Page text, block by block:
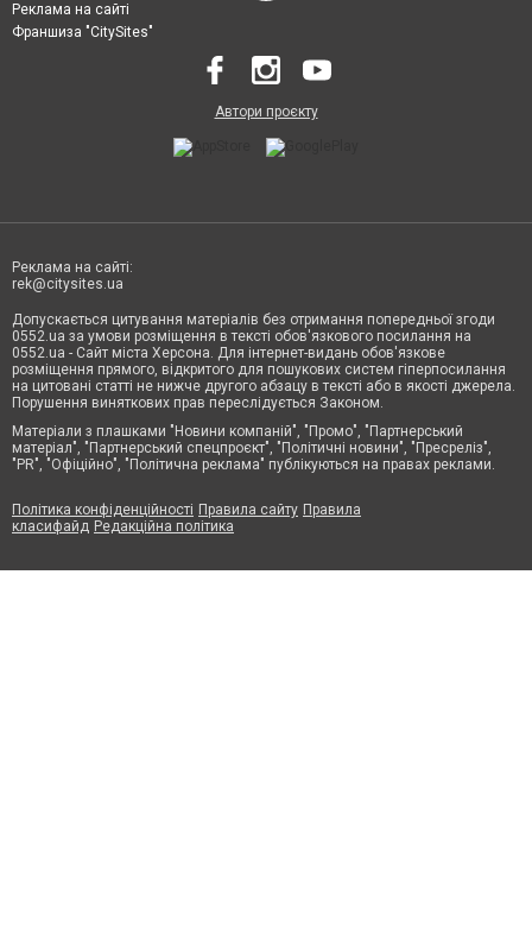
Реклама на сайті
Франшиза "CitySites"
Автори проєкту
Реклама на сайті:
rek@citysites.ua
Допускається цитування матеріалів без отримання попередньої згоди
0552.ua за умови розміщення в тексті обов'язкового посилання на
0552.ua - Сайт міста Херсона. Для інтернет-видань обов'язкове
розміщення прямого, відкритого для пошукових систем гіперпосилання
на цитовані статті не нижче другого абзацу в тексті або в якості джерела.
Порушення виняткових прав переслідується Законом.
Матеріали з плашками "Новини компаній", "Промо", "Партнерський
матеріал", "Партнерський спецпроєкт", "Політичні новини", "Пресреліз",
"PR", "Офіційно", "Політична реклама" публікуються на правах реклами.
Політика конфіденційності Правила сайту Правила
класифайд Редакційна політика